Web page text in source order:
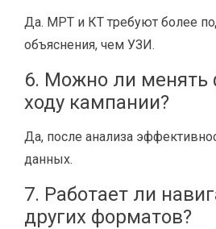
Да. МРТ и КТ требуют более
объяснения, чем УЗИ.
6. Можно ли
ходу кампании?
Да, после анализа
данных.
7. Работает ли
других форматов?